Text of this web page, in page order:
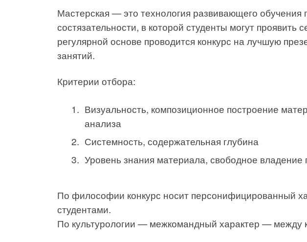
Мастерская — это технология развивающего
состязательности, в которой студенты могут проявить
регулярной основе проводится конкурс на лучшую
занятий.
Критерии отбора:
Визуальность, композиционное построение
анализа
Системность, содержательная глубина
Уровень знания материала, свободное
По философии конкурс носит персонифицированный
студентами.
По культурологии — межкомандный характер — между